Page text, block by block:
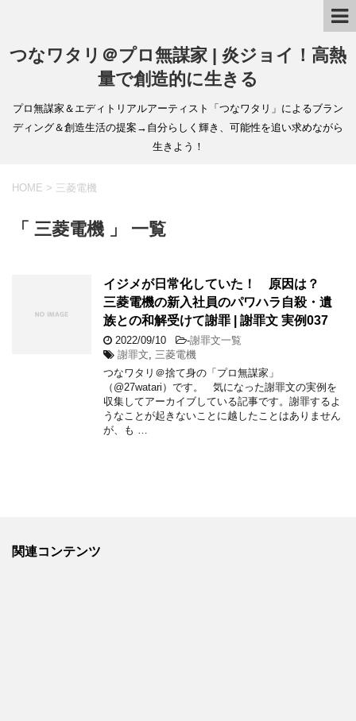
つなワタリ＠プロ無謀家 | 炎ジョイ！高熱
量で創造的に生きる
プロ無謀家＆エディトリアルアーティスト「つなワタリ」によるブラン
ディング＆創造生活の提案→自分らしく輝き、可能性を追い求めながら
生きよう！
HOME > 三菱電機
「 三菱電機 」 一覧
イジメが日常化していた！ 原因は？
三菱電機の新入社員のパワハラ自殺・遺
族との和解受けて謝罪 | 謝罪文 実例037
2022/09/10 -謝罪文一覧
謝罪文
三菱電機
つなワタリ＠捨て身の「プロ無謀家」
（@27watari）です。 気になった謝罪文の実例を
収集してアーカイブしている記事です。謝罪するよ
うなことが起きないことに越したことはありません
が、も …
関連コンテンツ